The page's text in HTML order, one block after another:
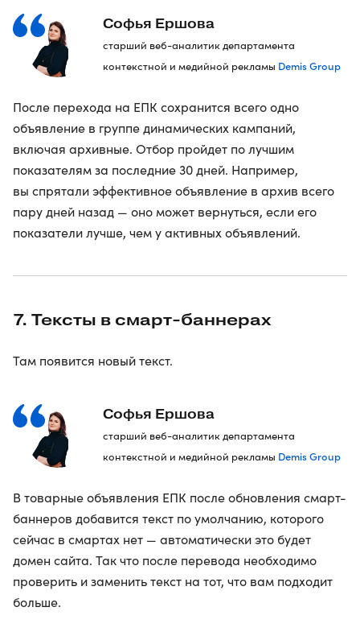
Софья Ершова
старший веб-аналитик департамента
контекстной и медийной рекламы Demis Group
После перехода на ЕПК сохранится всего одно
объявление в группе динамических кампаний,
включая архивные. Отбор пройдет по лучшим
показателям за последние 30 дней. Например,
вы спрятали эффективное объявление в архив всего
пару дней назад — оно может вернуться, если его
показатели лучше, чем у активных объявлений.
7. Тексты в смарт-баннерах
Там появится новый текст.
Софья Ершова
старший веб-аналитик департамента
контекстной и медийной рекламы Demis Group
В товарные объявления ЕПК после обновления смарт-
баннеров добавится текст по умолчанию, которого
сейчас в смартах нет — автоматически это будет
домен сайта. Так что после перевода необходимо
проверить и заменить текст на тот, что вам подходит
больше.